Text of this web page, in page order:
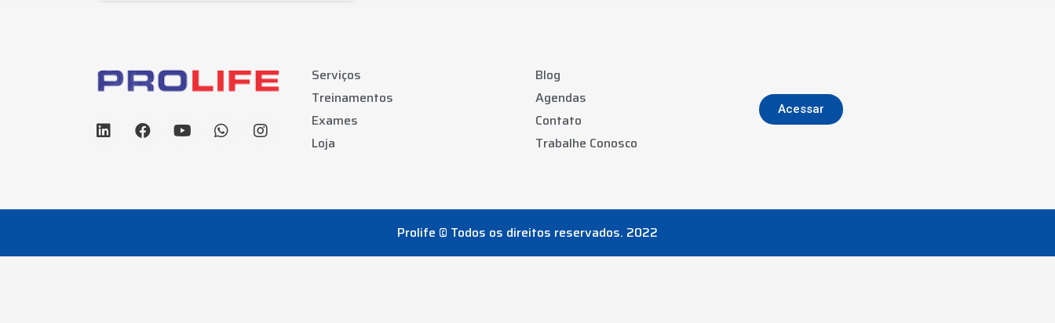
Serviços
Treinamentos
Exames
Loja
Blog
Agendas
Contato
Trabalhe Conosco
Acessar
Prolife © Todos os direitos reservados. 2022